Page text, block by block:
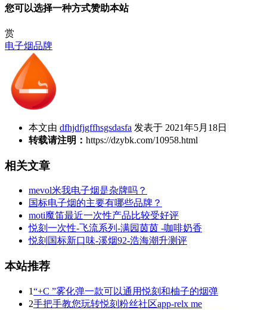
您可以选择一种方式赞助本站
赏
电子烟品牌
本文由 dfhjdfjgffhsgsdasfa 发表于 2021年5月18日
转载请注明： https://dzybk.com/10958.html
相关文章
mevol米我电子烟是杂牌吗？
国标电子烟的主要有哪些品牌？
moti魔笛最近一次性产品比较受好评
悦刻一次性-飞流系列-满园茵茵 -咖啡奶香
悦刻国标新口味-溪烟92-浩海潮升测评
本站推荐
1“+C ”雾化弹一款可以通用悦刻和柚子的烟弹
2手把手教您玩转悦刻粉丝社区app-relx me